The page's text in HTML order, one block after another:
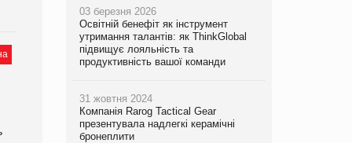
03 березня 2026
Освітній бенефіт як інструмент
утримання талантів: як ThinkGlobal
підвищує лояльність та
продуктивність вашої команди
31 жовтня 2024
Компанія Rarog Tactical Gear
презентувала надлегкі керамічні
бронеплити